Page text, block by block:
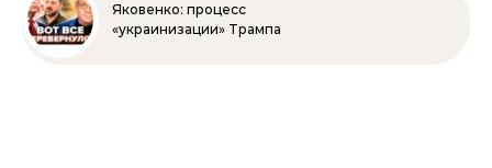
Яковенко: процесс
«украинизации» Трампа